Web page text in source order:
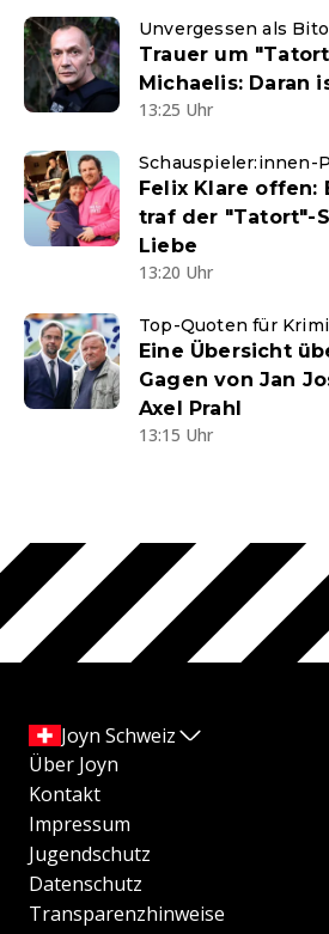
Unvergessen als
Trauer um
Michaelis: Daran
13:25 Uhr
Schauspieler:innen-
Felix Klare offen:
traf der "Tatort"-
Liebe
13:20 Uhr
Top-Quoten für Krimi
Eine Übersicht
Gagen von Jan
Axel Prahl
13:15 Uhr
Joyn Schweiz
Über Joyn
Kontakt
Impressum
Jugendschutz
Datenschutz
Transparenzhinweise